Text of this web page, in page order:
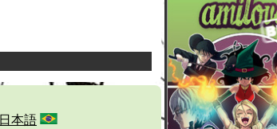
日本語